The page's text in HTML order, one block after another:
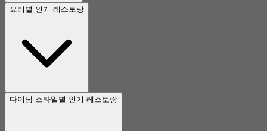
요리별 인기 레스토랑
다이닝 스타일별 인기 레스토랑